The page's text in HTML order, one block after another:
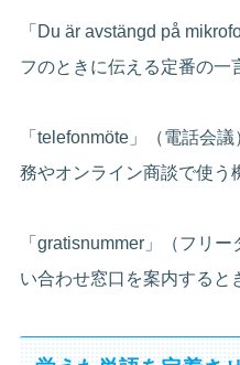
「Du är avstängd på
フのときに伝える定番の一
「telefonmöte」（電話会
務やオンライン商談で使う
「gratisnummer」（フリ
い合わせ窓口を案内すると